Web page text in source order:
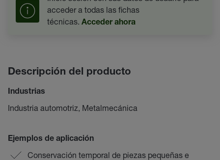
acceder a todas las fichas
técnicas. Acceder ahora
Descripción del producto
Industrias
Industria automotriz, Metalmecánica
Ejemplos de aplicación
Conservación temporal de piezas pequeñas e